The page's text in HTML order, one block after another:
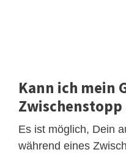
Kann ich mein
Es ist möglich, Dein
während eines